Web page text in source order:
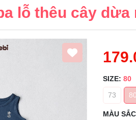
lỗ thêu cây dừa
SIZE: 80
73
80
MÀU